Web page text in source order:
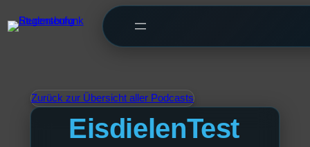
Zurück zur Übersicht aller Podcasts
EisdielenTest